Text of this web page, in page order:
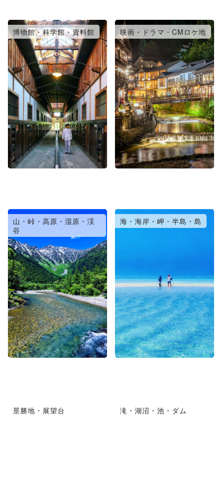
博物館・科学館・資料館 映画・ドラマ・CMロケ地
山・峠・高原・湿原・渓
谷
海・海岸・岬・半島・島
景勝地・展望台 滝・湖沼・池・ダム